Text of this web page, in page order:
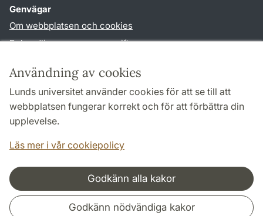
Användning av cookies
Lunds universitet använder cookies för att se till att
webbplatsen fungerar korrekt och för att förbättra din
upplevelse.
Läs mer i vår cookiepolicy
Godkänn alla kakor
Godkänn nödvändiga kakor
Genvägar
Om webbplatsen och cookies
Behandling av personuppgifter
TYPO3-login
Följ oss i sociala medier
Samarbeten och nätverk